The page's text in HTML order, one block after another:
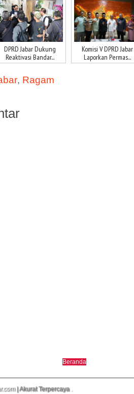
DPRD Jabar Dukung
Reaktivasi Bandar...
Komisi V DPRD Jabar
Laporkan Permas...
, Ragam
Beranda
| Akurat Terpercaya